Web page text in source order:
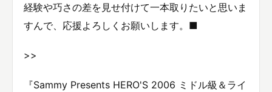
経験や巧さの差を見せ付けて一本取りたいと思いま
すんで、応援よろしくお願いします。■
>>
『Sammy Presents HERO'S 2006 ミドル級＆ライ